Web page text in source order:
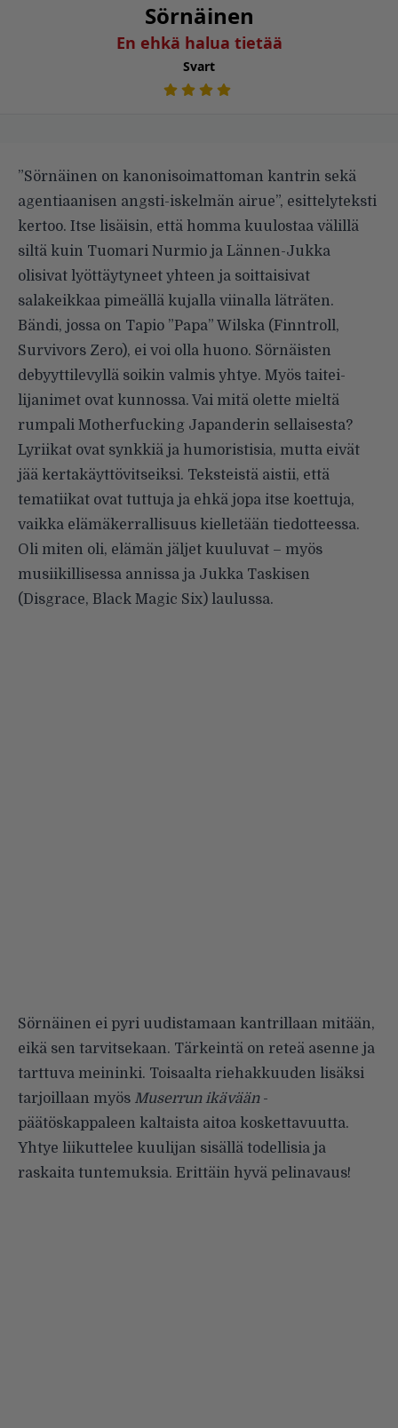
Sörnäinen
En ehkä halua tietää
Svart
”Sörnäinen on kanonisoimattoman kantrin sekä
agentiaa­nisen angsti-iskelmän airue”, esittelyteksti
kertoo. Itse lisäisin, että homma kuulostaa välillä
siltä kuin Tuomari Nurmio ja Lännen-Jukka
olisivat lyöttäytyneet yhteen ja soittaisivat
salakeikkaa pimeällä kujalla viinalla läträten.
Bändi, jossa on Tapio ”Papa” Wilska (Finntroll,
Survivors Zero), ei voi olla huono. Sörnäisten
debyyttilevyllä soikin valmis yhtye. Myös taitei­
lijanimet ovat kunnossa. Vai mitä olette mieltä
rumpali Motherfucking Japanderin sellaisesta?
Lyriikat ovat synkkiä ja humoristisia, mutta eivät
jää kertakäyttö­vitseiksi. Teksteistä aistii, että
tematiikat ovat tuttuja ja ehkä jopa itse koettuja,
vaikka elämäkerrallisuus kielletään tiedotteessa.
Oli miten oli, elämän jäljet kuuluvat – myös
musiikillisessa annissa ja Jukka Taskisen
(Disgrace, Black Magic Six) laulussa.
Sörnäinen ei pyri uudistamaan kantrillaan mitään,
eikä sen tarvitse­kaan. Tärkeintä on reteä asenne ja
tarttuva meininki. Toisaalta riehak­kuuden lisäksi
tarjoillaan myös Muserrun ikävään -
päätöskappaleen kaltaista aitoa koskettavuutta.
Yhtye liikuttelee kuulijan sisällä todellisia ja
raskaita tuntemuksia. Erittäin hyvä pelinavaus!